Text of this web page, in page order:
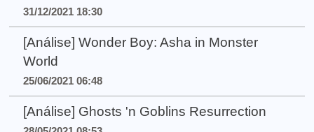
31/12/2021 18:30
[Análise] Wonder Boy: Asha in Monster
World
25/06/2021 06:48
[Análise] Ghosts 'n Goblins Resurrection